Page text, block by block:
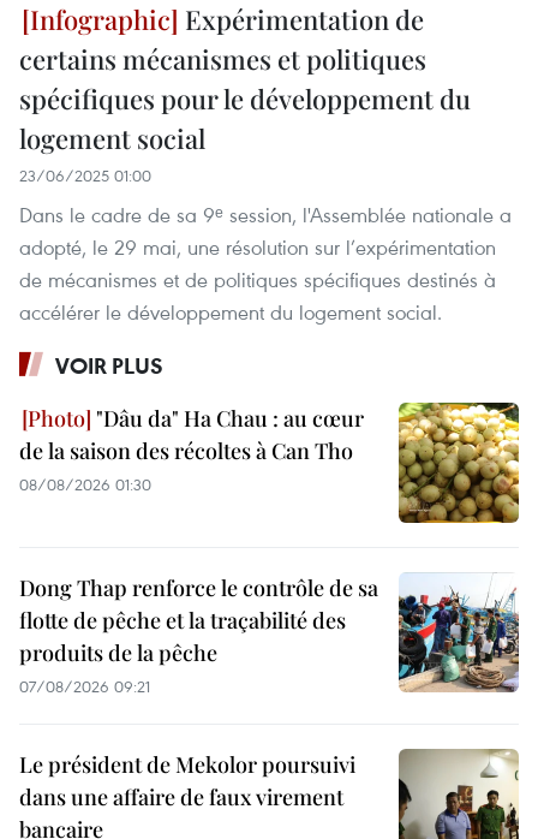
Expérimentation de
certains mécanismes et politiques
spécifiques pour le développement du
logement social
23/06/2025 01:00
Dans le cadre de sa 9ᵉ session, l'Assemblée nationale a
adopté, le 29 mai, une résolution sur l’expérimentation
de mécanismes et de politiques spécifiques destinés à
accélérer le développement du logement social.
VOIR PLUS
"Dâu da" Ha Chau : au cœur
de la saison des récoltes à Can Tho
08/08/2026 01:30
Dong Thap renforce le contrôle de sa
flotte de pêche et la traçabilité des
produits de la pêche
07/08/2026 09:21
Le président de Mekolor poursuivi
dans une affaire de faux virement
bancaire